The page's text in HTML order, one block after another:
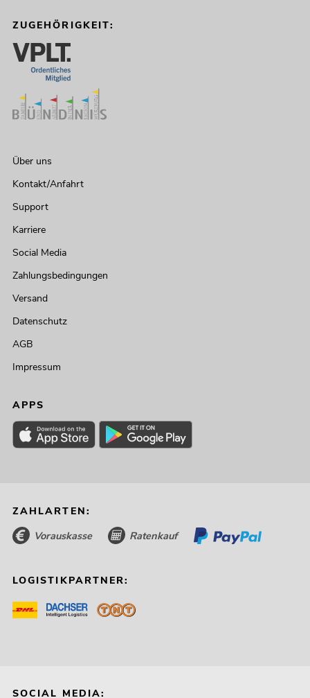
ZUGEHÖRIGKEIT:
Über uns
Kontakt/Anfahrt
Support
Karriere
Social Media
Zahlungsbedingungen
Versand
Datenschutz
AGB
Impressum
APPS
ZAHLARTEN:
Vorauskasse Ratenkauf
LOGISTIKPARTNER:
SOCIAL MEDIA: